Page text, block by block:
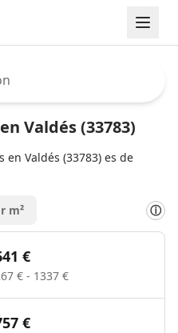
Valdés (33783)
Valdés (33783) es de
m² ⓘ
€
€ - 1337 €
€